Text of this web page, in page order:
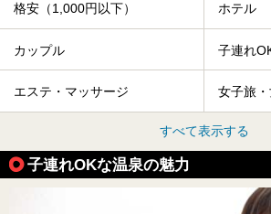
格安（1,000円以下） ホテル
カップル 子連れ
エステ・マッサージ 女子旅
すべて表示する
子連れOKな温泉の魅力